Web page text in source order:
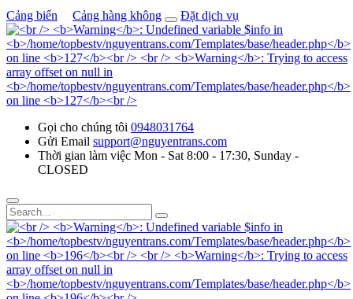
Cảng biển
Cảng hàng không Đặt dịch vụ
Gọi cho chúng tôi 0948031764
Gửi Email support@nguyentrans.com
Thời gian làm việc Mon - Sat 8:00 - 17:30, Sunday -
CLOSED